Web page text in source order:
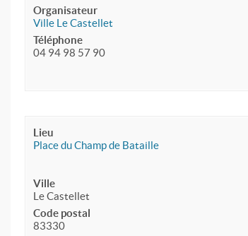
Organisateur
Ville Le Castellet
Téléphone
04 94 98 57 90
Lieu
Place du Champ de Bataille
Ville
Le Castellet
Code postal
83330